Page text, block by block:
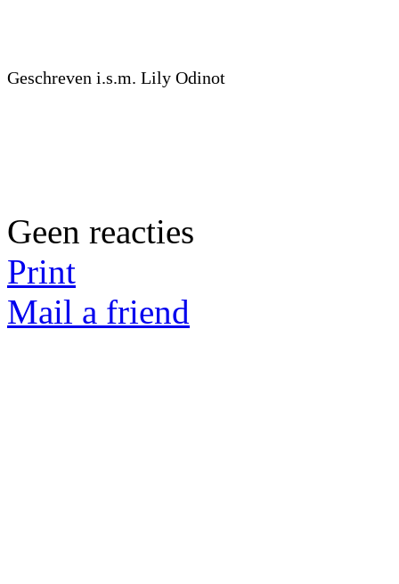
Geschreven i.s.m. Lily Odinot
Geen reacties
Print
Mail a friend